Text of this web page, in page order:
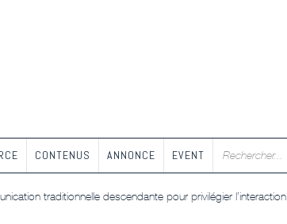
CONTENUS ANNONCE EVENT
traditionnelle descendante pour privilégier l’interaction